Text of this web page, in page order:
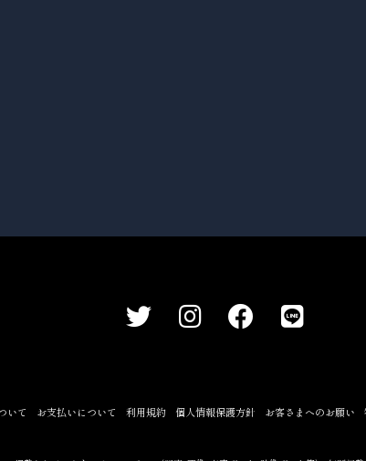
いて お支払いについて 利用規約 個人情報保護方針 お客さまへのお願い